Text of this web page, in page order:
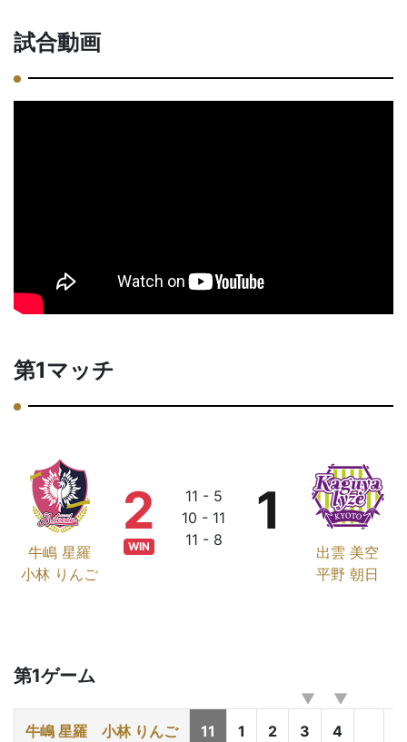
試合動画
第1マッチ
牛嶋 星羅
小林 りんご
2
WIN
11 - 5
10 - 11
11 - 8
出雲 美空
平野 朝日
1
第1ゲーム
牛嶋 星羅 小林 りんご 11 1 2 3 4